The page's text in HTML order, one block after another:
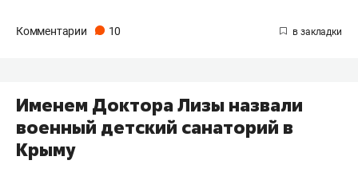
Комментарии 10
​Именем Доктора Лизы назвали
военный детский санаторий в
Крыму